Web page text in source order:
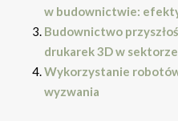
w budownictwie:
Budownictwo
drukarek 3D w
Wykorzystanie
wyzwania